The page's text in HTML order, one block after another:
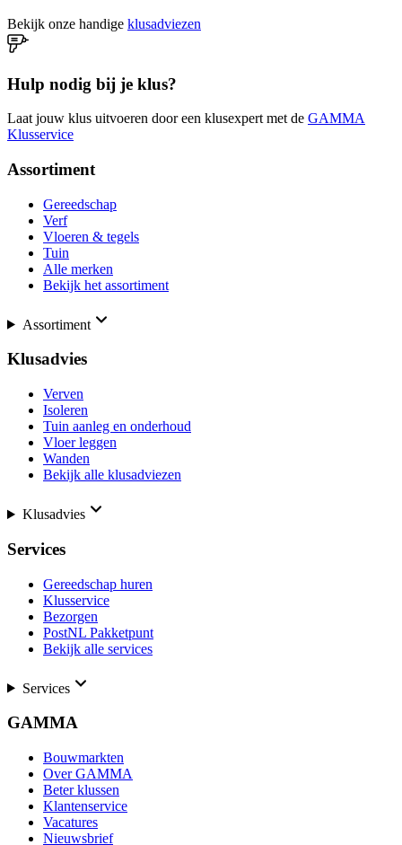
Bekijk onze handige klusadviezen
Hulp nodig bij je klus?
Laat jouw klus uitvoeren door een klusexpert met de GAMMA
Klusservice
Assortiment
Gereedschap
Verf
Vloeren & tegels
Tuin
Alle merken
Bekijk het assortiment
Assortiment
Klusadvies
Verven
Isoleren
Tuin aanleg en onderhoud
Vloer leggen
Wanden
Bekijk alle klusadviezen
Klusadvies
Services
Gereedschap huren
Klusservice
Bezorgen
PostNL Pakketpunt
Bekijk alle services
Services
GAMMA
Bouwmarkten
Over GAMMA
Beter klussen
Klantenservice
Vacatures
Nieuwsbrief